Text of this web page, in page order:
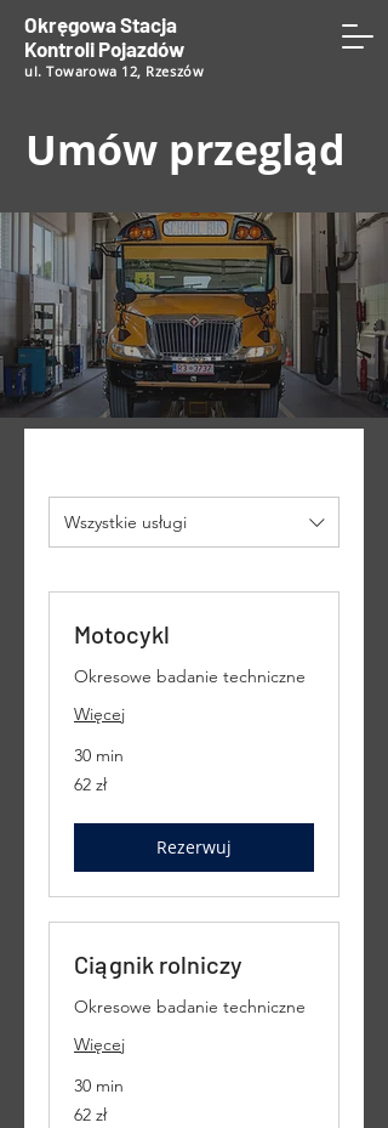
Okręgowa Stacja
Kontroli Pojazdów
ul. Towarowa 12, Rzeszów
Umów przegląd
Wszystkie usługi
Motocykl
Okresowe badanie techniczne
Więcej
30 min
62
złote
62 zł
Rezerwuj
Ciągnik rolniczy
Okresowe badanie techniczne
Więcej
30 min
62
złote
62 zł